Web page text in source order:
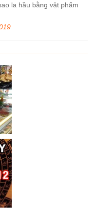
la hầu bằng vật phẩm